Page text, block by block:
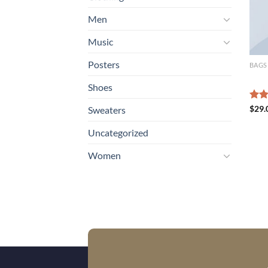
Men
Music
Posters
Shoes
Sweaters
Uncategorized
Women
BAGS
$